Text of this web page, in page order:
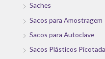
Saches
Sacos para Amostragem
Sacos para Autoclave
Sacos Plásticos Picotada